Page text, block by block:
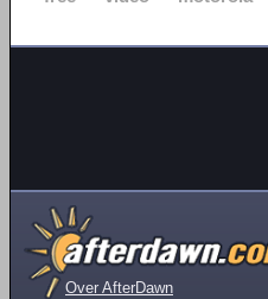
Over AfterDawn